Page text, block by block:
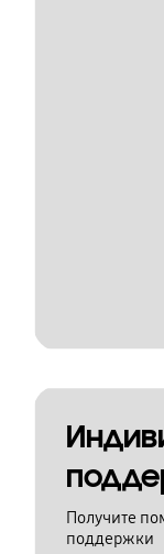
Получите
поддержки